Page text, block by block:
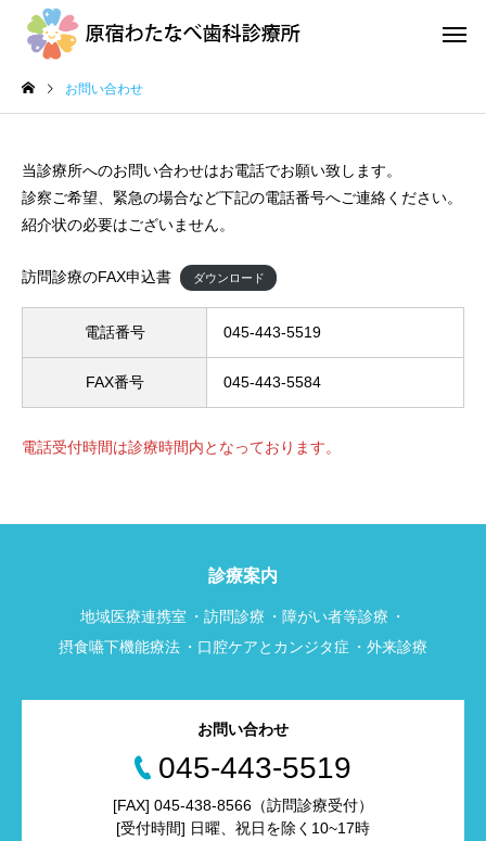
口腔ケアとカンジタ症
お問い合わせ
当診療所へのお問い合わせはお電話でお願い致します。
診察ご希望、緊急の場合など下記の電話番号へご連絡ください。
紹介状の必要はございません。
訪問診療のFAX申込書 ダウンロード
電話番号 045-443-5519
FAX番号 045-443-5584
電話受付時間は診療時間内となっております。
診療案内
地域医療連携室 訪問診療
障がい者等診療
摂食嚥下機能療法
口腔ケアとカンジタ症 外来診療
お問い合わせ
045-443-5519
[FAX] 045-438-8566（訪問診療受付）
[受付時間] 日曜、祝日を除く10~17時